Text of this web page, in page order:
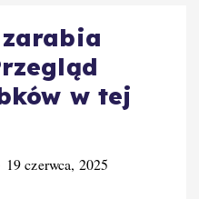
w tej
19 czerwca, 2025